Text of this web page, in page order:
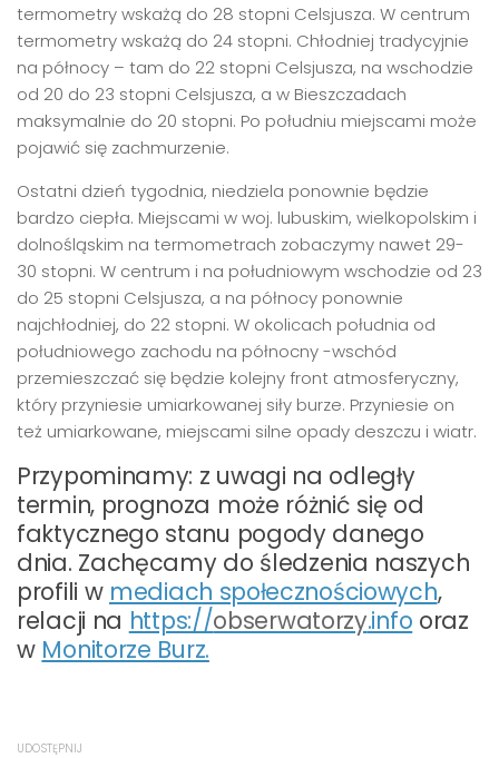
termometry wskażą do 28 stopni Celsjusza. W centrum
termometry wskażą do 24 stopni. Chłodniej tradycyjnie
na północy – tam do 22 stopni Celsjusza, na wschodzie
od 20 do 23 stopni Celsjusza, a w Bieszczadach
maksymalnie do 20 stopni. Po południu miejscami może
pojawić się zachmurzenie.
Ostatni dzień tygodnia, niedziela ponownie będzie
bardzo ciepła. Miejscami w woj. lubuskim, wielkopolskim i
dolnośląskim na termometrach zobaczymy nawet 29-
30 stopni. W centrum i na południowym wschodzie od 23
do 25 stopni Celsjusza, a na północy ponownie
najchłodniej, do 22 stopni. W okolicach południa od
południowego zachodu na północny -wschód
przemieszczać się będzie kolejny front atmosferyczny,
który przyniesie umiarkowanej siły burze. Przyniesie on
też umiarkowane, miejscami silne opady deszczu i wiatr.
Przypominamy: z uwagi na odległy
termin, prognoza może różnić się od
faktycznego stanu pogody danego
dnia. Zachęcamy do śledzenia naszych
profili w mediach społecznościowych,
relacji na https://obserwatorzy.info oraz
w Monitorze Burz.
UDOSTĘPNIJ